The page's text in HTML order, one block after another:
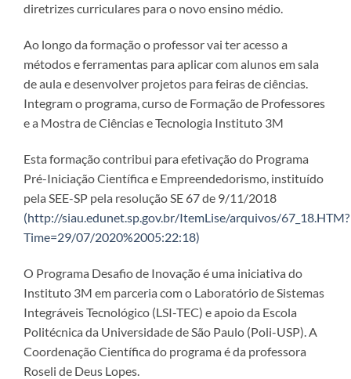
diretrizes curriculares para o novo ensino médio.
Ao longo da formação o professor vai ter acesso a
métodos e ferramentas para aplicar com alunos em sala
de aula e desenvolver projetos para feiras de ciências.
Integram o programa, curso de Formação de Professores
e a Mostra de Ciências e Tecnologia Instituto 3M
Esta formação contribui para efetivação do Programa
Pré-Iniciação Científica e Empreendedorismo, instituído
pela SEE-SP pela resolução SE 67 de 9/11/2018
(http://siau.edunet.sp.gov.br/ItemLise/arquivos/67_18.HTM?
Time=29/07/2020%2005:22:18)
O Programa Desafio de Inovação é uma iniciativa do
Instituto 3M em parceria com o Laboratório de Sistemas
Integráveis Tecnológico (LSI-TEC) e apoio da Escola
Politécnica da Universidade de São Paulo (Poli-USP). A
Coordenação Científica do programa é da professora
Roseli de Deus Lopes.